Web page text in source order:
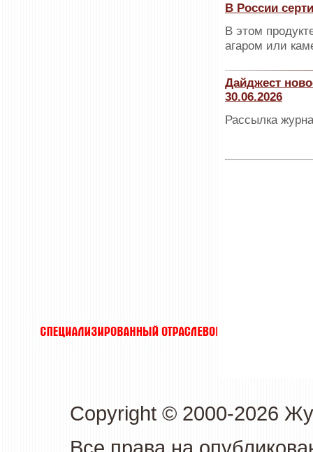
В России
В этом
агаром или
Дайджест
30.06.2026
Рассылка
Copyright © 2000-2026